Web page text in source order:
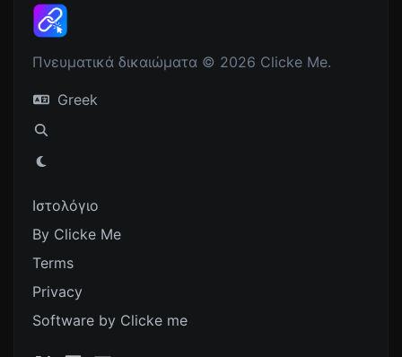
Πνευματικά δικαιώματα © 2026 Clicke Me.
Greek
Ιστολόγιο
By Clicke Me
Terms
Privacy
Software by Clicke me